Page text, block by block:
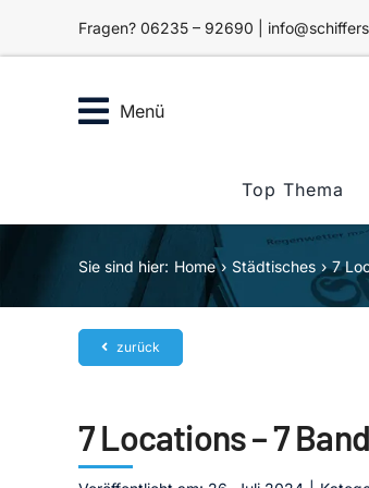
Fragen? 06235 – 92690 |
Menü
Top Thema
Sie sind hier: Home Städtisches 7
zurück
7 Locations – 7